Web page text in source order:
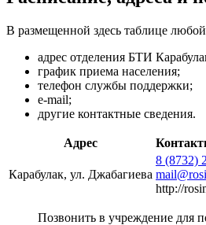
В размещенной здесь таблице
адрес отделения БТИ
график приема населения;
телефон службы поддержки;
e-mail;
другие контактные сведения.
Адрес
Карабулак, ул. Джабагиева
8 (8732)
http://
Позвонить в учреждение для